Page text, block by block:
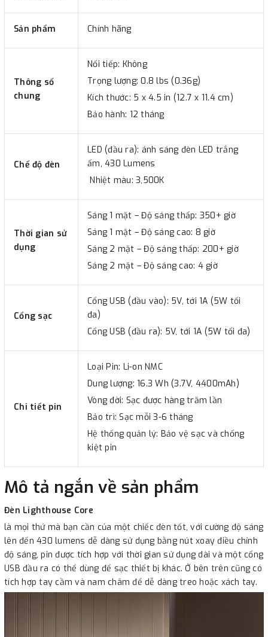
Sản phẩm Chính hãng
Thông số
chung
Nối tiếp: Không
Trọng lượng: 0.8 lbs (0.36g)
Kích thước: 5 x 4.5 in (12.7 x 11.4 cm)
Bảo hành: 12 tháng
Chế độ đèn
LED (đầu ra): ánh sáng đèn LED trắng
ấm, 430 Lumens
Nhiệt màu: 3,500K
Thời gian sử
dụng
Sáng 1 mặt – Độ sáng thấp: 350+ giờ
Sáng 1 mặt – Độ sáng cao: 8 giờ
Sáng 2 mặt – Độ sáng thấp: 200+ giờ
Sáng 2 mặt – Độ sáng cao: 4 giờ
Cổng sạc
Cổng USB (đầu vào): 5V, tới 1A (5W tối
đa)
Cổng USB (đầu ra): 5V, tới 1A (5W tối đa)
Chi tiết pin
Loại Pin: Li-on NMC
Dung lượng: 16.3 Wh (3.7V, 4400mAh)
Vòng đời: Sạc được hàng trăm lần
Bảo trì: Sạc mỗi 3-6 tháng
Hệ thống quản lý: Bảo vệ sạc và chống
kiệt pin
Mô tả ngắn về sản phẩm
Đèn Lighthouse Core
là mọi thứ mà bạn cần của một chiếc đèn tốt, với cường độ sáng
lên đến 430 lumens dễ dàng sử dụng bằng nút xoay điều chỉnh
độ sáng, pin được tích hợp với thời gian sử dụng dài và một cổng
USB đầu ra có thể dùng để sạc thiết bị khác. Ở bên trên cũng có
tích hợp tay cầm và nam châm để dễ dàng treo hoặc xách tay.